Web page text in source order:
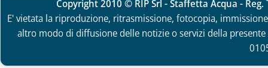
Copyright 2010 © RIP Srl - Staffetta Acqua -
E' vietata la riproduzione, ritrasmissione, fotocopia,
altro modo di diffusione delle notizie o servizi della